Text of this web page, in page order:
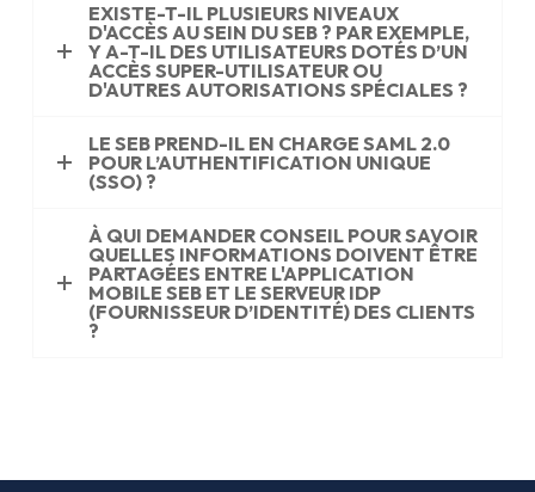
EXISTE-T-IL PLUSIEURS NIVEAUX
D'ACCÈS AU SEIN DU SEB ? PAR EXEMPLE,
Y A-T-IL DES UTILISATEURS DOTÉS D’UN
ACCÈS SUPER-UTILISATEUR OU
D'AUTRES AUTORISATIONS SPÉCIALES ?
LE SEB PREND-IL EN CHARGE SAML 2.0
POUR L’AUTHENTIFICATION UNIQUE
(SSO) ?
À QUI DEMANDER CONSEIL POUR SAVOIR
QUELLES INFORMATIONS DOIVENT ÊTRE
PARTAGÉES ENTRE L'APPLICATION
MOBILE SEB ET LE SERVEUR IDP
(FOURNISSEUR D’IDENTITÉ) DES CLIENTS
?